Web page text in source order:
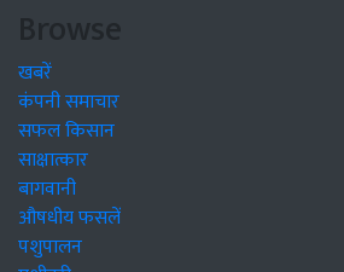
Browse
खबरें
कंपनी समाचार
सफल किसान
साक्षात्कार
बागवानी
औषधीय फसलें
पशुपालन